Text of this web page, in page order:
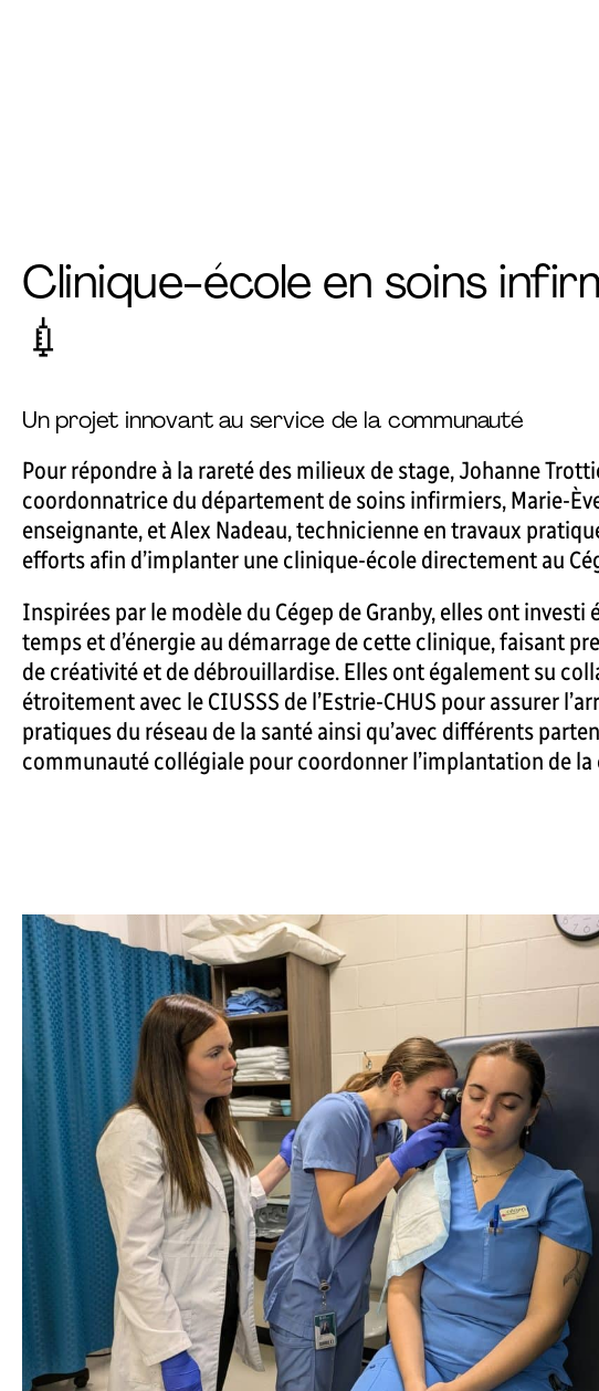
Clinique-école en soins
💉
Un projet innovant au service de la communauté
Pour répondre à la rareté des milieux de stage, Johanne
coordonnatrice du département de soins infirmiers, Marie-
enseignante, et Alex Nadeau, technicienne en travaux
efforts afin d’implanter une clinique-école directement au
Inspirées par le modèle du Cégep de Granby, elles ont investi
temps et d’énergie au démarrage de cette clinique, faisant
de créativité et de débrouillardise. Elles ont également su
étroitement avec le CIUSSS de l’Estrie-CHUS pour assurer
pratiques du réseau de la santé ainsi qu’avec différents
communauté collégiale pour coordonner l’implantation de